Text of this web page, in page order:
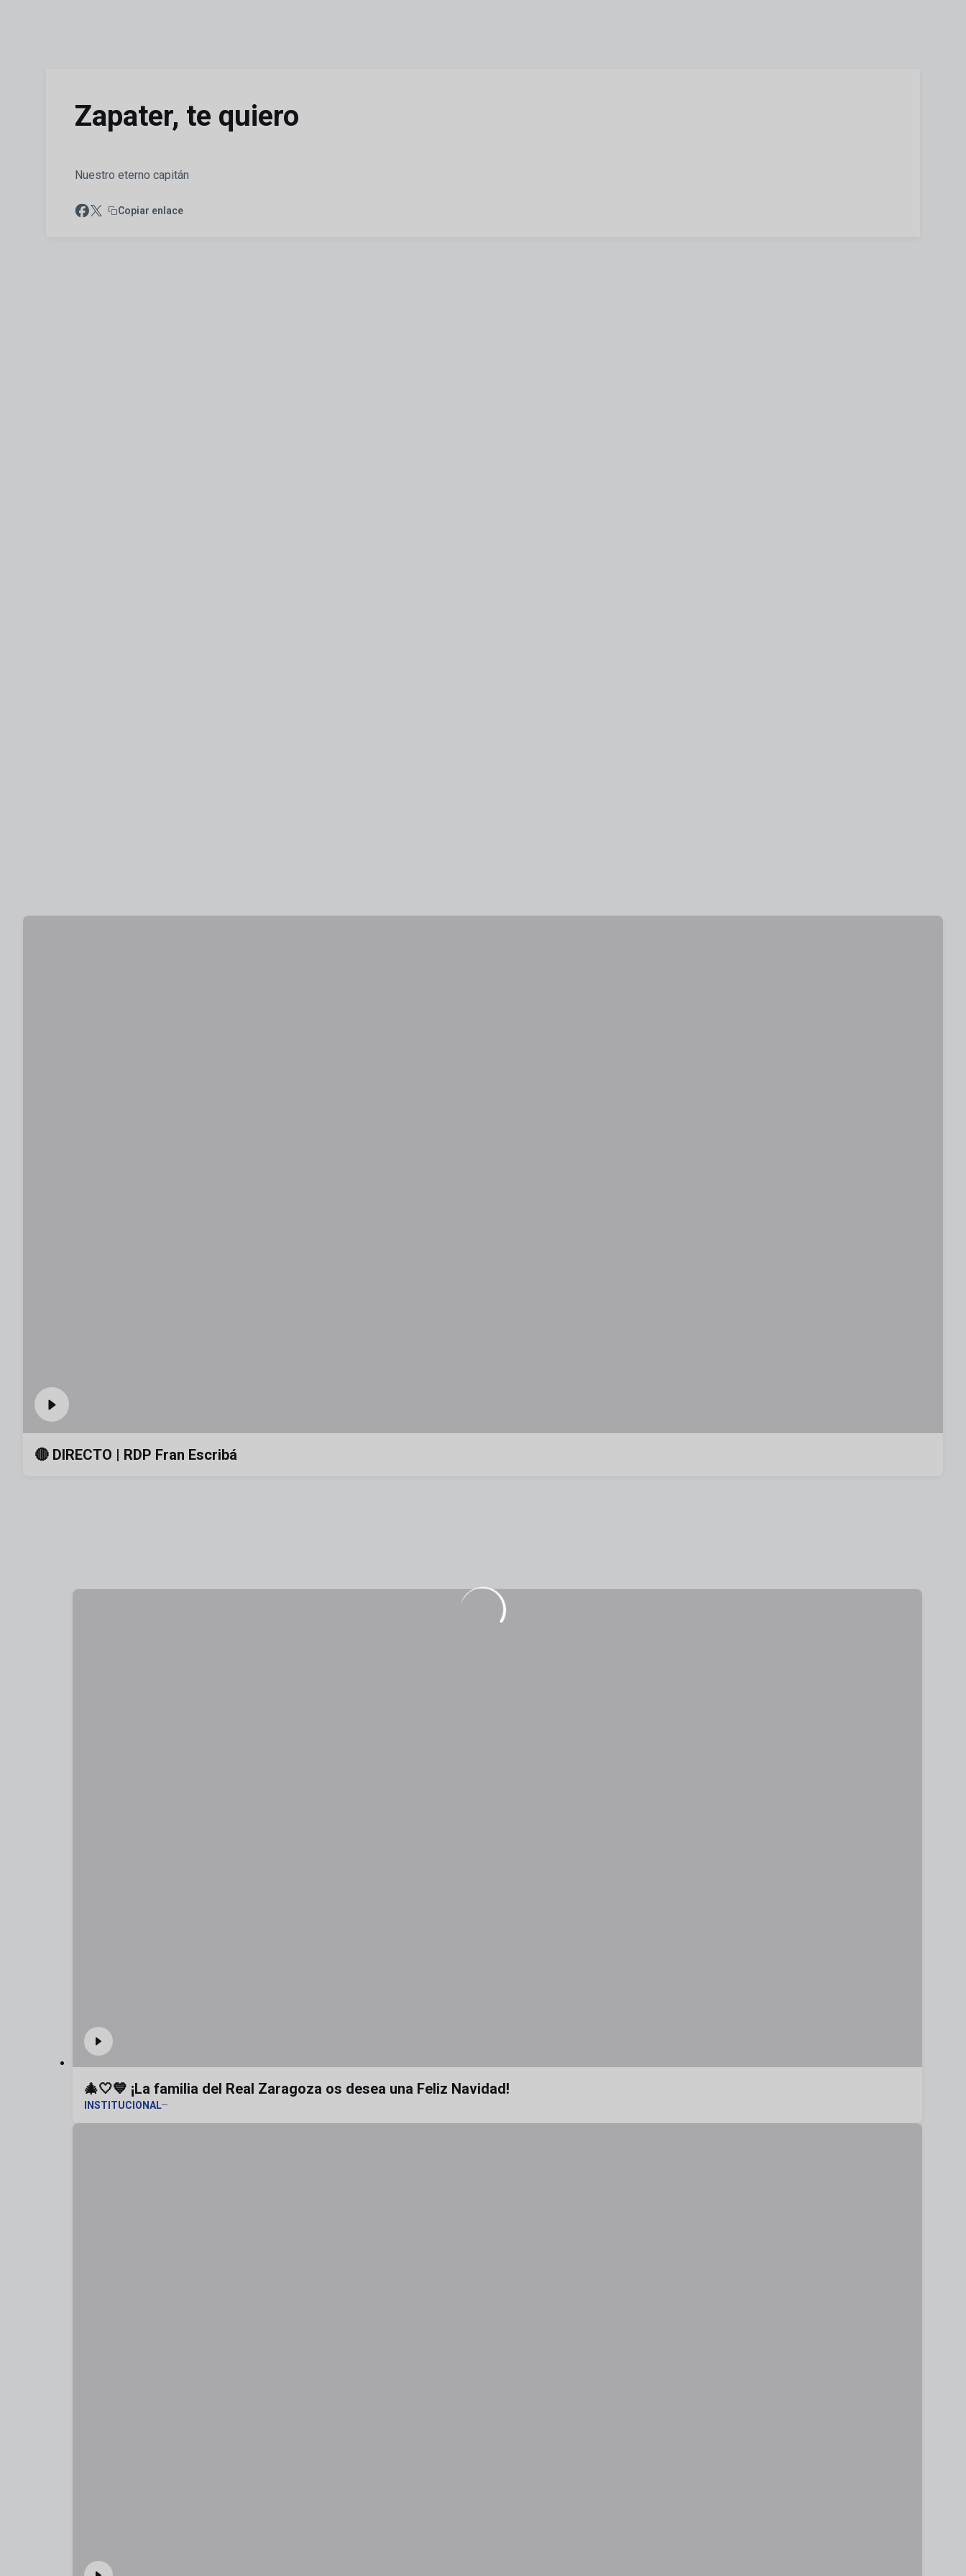
Zapater, te quiero
Nuestro eterno capitán
Copiar enlace
🔴 DIRECTO | RDP Fran Escribá
🎄🤍💙 ¡La familia del Real Zaragoza os desea una Feliz Navidad!
INSTITUCIONAL